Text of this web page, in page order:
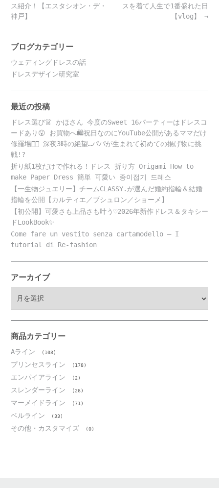
スを着て人生で1番盛れた日
【vlog】 →
ス紹介！【エスタシオン・デ・
神戸】
ブログカテゴリー
ウェディングドレスの話
ドレスデザイン研究室
最近の投稿
ドレス選び👗 かほさん 今度のSweet 16パーティーはドレスコ
ードあり😮 お買物へ🛍️祝日なのにYouTube公開があるママだけ
修羅場😵‍💫 深夜3時の絶望…パパが生まれて初めての揚げ物に挑
戦!?
折り紙1枚だけで作れる！ドレス 折り方 Origami How to
make Paper Dress 簡単 可愛い 종이접기 드레스
【一生物ジュエリー】チームCLASSY.が選んだ婚約指輪＆結婚
指輪を公開【カルティエ／ブシュロン／ショーメ】
【初公開】可愛さも上品さも叶う♡2026年新作ドレス＆タキシー
ドLookBook✨
Come fare un vestito senza cartamodello – I
tutorial di Re-fashion
アーカイブ
ブ
商品カテゴリー
Aライン (103)
プリンセスライン (178)
エンパイアライン (2)
スレンダーライン (26)
マーメイドライン (71)
ベルライン (33)
その他・カスタマイズ (0)